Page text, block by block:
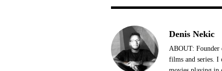
Denis Nekic
ABOUT: Founder
films and series. I